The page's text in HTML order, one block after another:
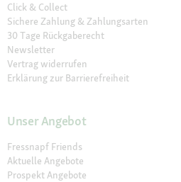
Click & Collect
Sichere Zahlung & Zahlungsarten
30 Tage Rückgaberecht
Newsletter
Vertrag widerrufen
Erklärung zur Barrierefreiheit
Unser Angebot
Fressnapf Friends
Aktuelle Angebote
Prospekt Angebote